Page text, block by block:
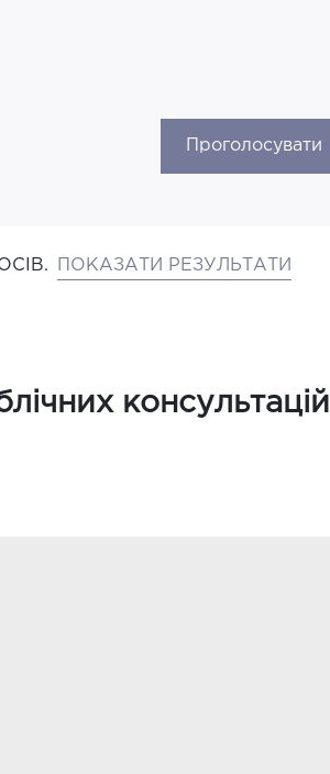
Проголосувати
ПОКАЗАТИ РЕЗУЛЬТАТИ
консультацій